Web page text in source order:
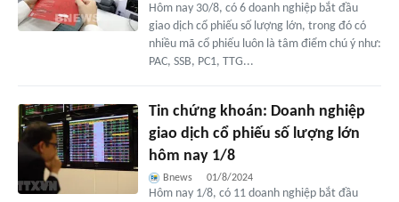
Hôm nay 30/8, có 6 doanh nghiệp bắt đầu
giao dịch cổ phiếu số lượng lớn, trong đó có
nhiều mã cổ phiếu luôn là tâm điểm chú ý như:
PAC, SSB, PC1, TTG...
Tin chứng khoán: Doanh nghiệp
giao dịch cổ phiếu số lượng lớn
hôm nay 1/8
Bnews 01/8/2024
Hôm nay 1/8, có 11 doanh nghiệp bắt đầu